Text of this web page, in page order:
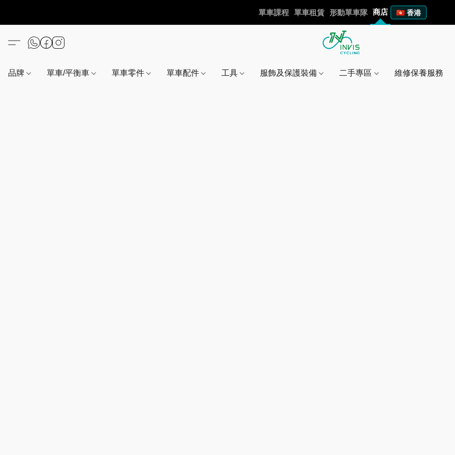
單車課程 單車租賃 形動單車隊 商店 🇭🇰 香港
品牌 單車/平衡車 單車零件 單車配件 工具 服飾及保護裝備 二手專區 維修保養服務